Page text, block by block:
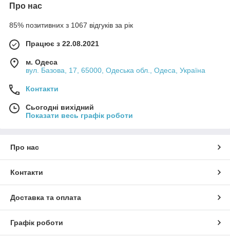
Про нас
85% позитивних з 1067 відгуків за рік
Працює з 22.08.2021
м. Одеса
вул. Базова, 17, 65000, Одеська обл., Одеса, Україна
Контакти
Сьогодні вихідний
Показати весь графік роботи
Про нас
Контакти
Доставка та оплата
Графік роботи